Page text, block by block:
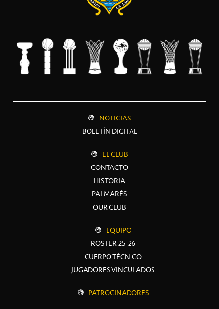
NOTICIAS
BOLETÍN DIGITAL
EL CLUB
CONTACTO
HISTORIA
PALMARÉS
OUR CLUB
EQUIPO
ROSTER 25-26
CUERPO TÉCNICO
JUGADORES VINCULADOS
PATROCINADORES